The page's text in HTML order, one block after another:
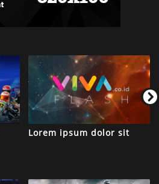
Lorem ipsum dolor sit